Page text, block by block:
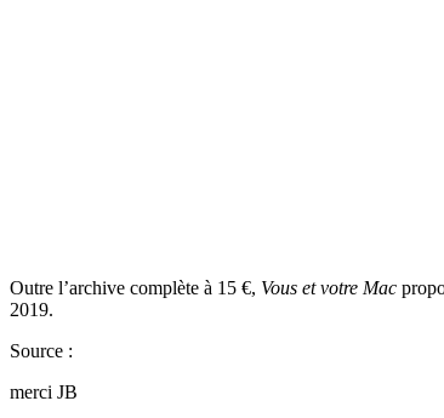
Outre l’archive complète à 15 €, Vous et votre Mac
2019.
Source :
merci JB